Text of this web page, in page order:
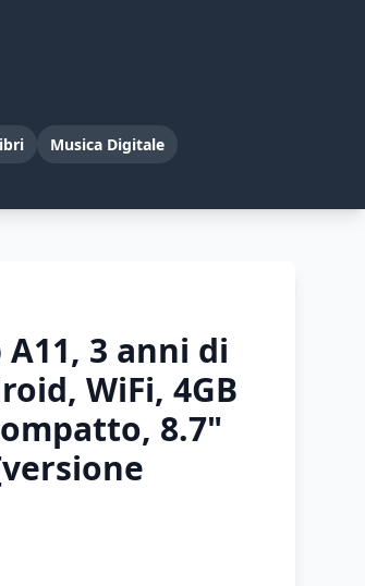
Musica Digitale
A11, 3 anni di
WiFi, 4GB
8.7"